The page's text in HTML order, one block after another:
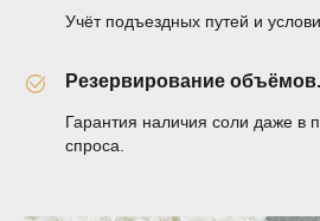
Учёт подъездных путей и
Резервирование объёмов.
Гарантия наличия соли даже в
спроса.